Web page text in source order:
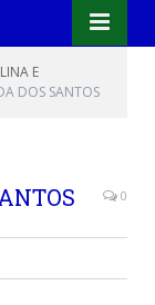
E
DOS SANTOS
0